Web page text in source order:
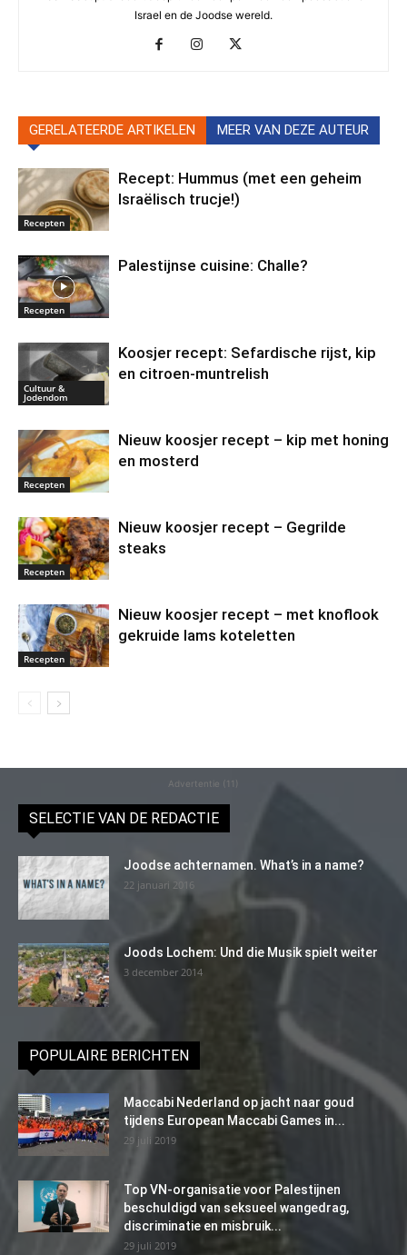
Israel en de Joodse wereld.
GERELATEERDE ARTIKELEN MEER VAN DEZE AUTEUR
Recepten
Recept: Hummus (met een geheim
Israëlisch trucje!)
Recepten
Palestijnse cuisine: Challe?
Cultuur &
Jodendom
Koosjer recept: Sefardische rijst, kip
en citroen-muntrelish
Recepten
Nieuw koosjer recept – kip met honing
en mosterd
Recepten
Nieuw koosjer recept – Gegrilde
steaks
Recepten
Nieuw koosjer recept – met knoflook
gekruide lams koteletten
Advertentie (11)
SELECTIE VAN DE REDACTIE
Joodse achternamen. What’s in a name?
22 januari 2016
Joods Lochem: Und die Musik spielt weiter
3 december 2014
POPULAIRE BERICHTEN
Maccabi Nederland op jacht naar goud
tijdens European Maccabi Games in...
29 juli 2019
Top VN-organisatie voor Palestijnen
beschuldigd van seksueel wangedrag,
discriminatie en misbruik...
29 juli 2019